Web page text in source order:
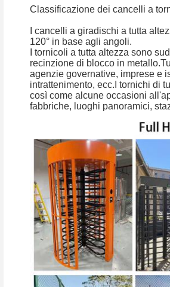
Classificazione dei cancelli a
I cancelli a giradischi a tutta
120° in base agli angoli.
I tornicoli a tutta altezza sono
recinzione di blocco in
agenzie governative, imprese e
intrattenimento, ecc.I tornichi di
così come alcune occasioni
fabbriche, luoghi panoramici,